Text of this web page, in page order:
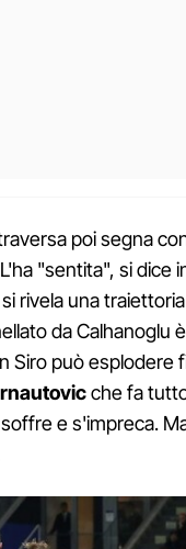
poi segna
"sentita", si dice
rivela una
da Calhanoglu
Siro può esplodere
che fa
e s'impreca.